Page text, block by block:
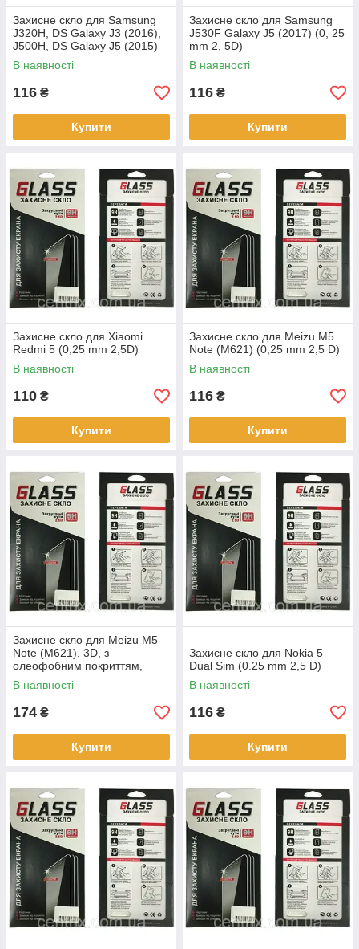
Захисне скло для Samsung
J320H, DS Galaxy J3 (2016),
J500H, DS Galaxy J5 (2015)
(0, 25mm 2, 5D)
В наявності
116 ₴
Купити
Захисне скло для Samsung
J530F Galaxy J5 (2017) (0, 25
mm 2, 5D)
В наявності
116 ₴
Купити
Захисне скло для Xiaomi
Redmi 5 (0,25 mm 2,5D)
В наявності
110 ₴
Купити
Захисне скло для Meizu M5
Note (M621) (0,25 mm 2,5 D)
В наявності
116 ₴
Купити
Захисне скло для Meizu M5
Note (M621), 3D, з
олеофобним покриттям,
чорне
В наявності
174 ₴
Купити
Захисне скло для Nokia 5
Dual Sim (0.25 mm 2,5 D)
В наявності
116 ₴
Купити